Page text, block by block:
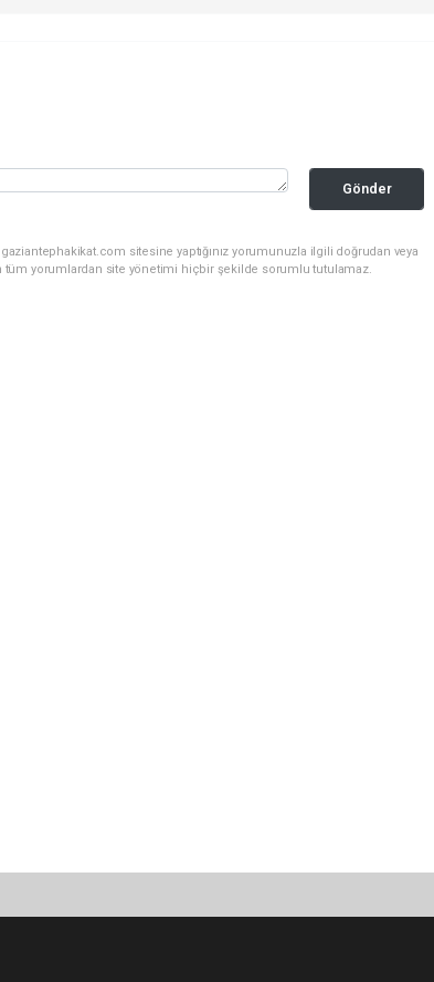
Gönder
sitesine yaptığınız yorumunuzla ilgili doğrudan veya
tüm yorumlardan site yönetimi hiçbir şekilde sorumlu tutulamaz.